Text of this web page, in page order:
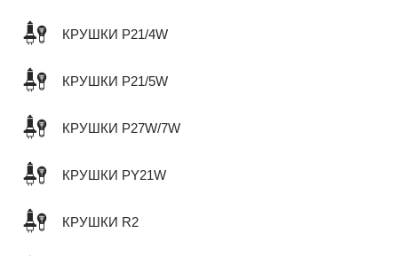
КРУШКИ P21/4W
КРУШКИ P21/5W
КРУШКИ P27W/7W
КРУШКИ PY21W
КРУШКИ R2